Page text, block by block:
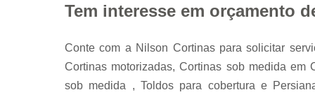
Tem interesse em orçamento
Conte com a Nilson Cortinas para solicitar
Cortinas motorizadas, Cortinas sob medida em
sob medida , Toldos para cobertura e